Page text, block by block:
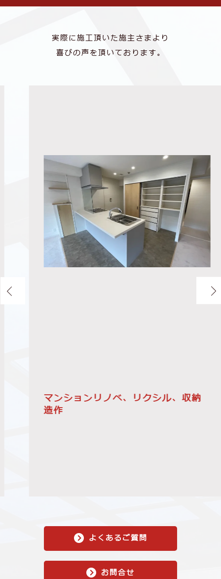
実際に施工頂いた施主さまより
喜びの声を頂いております。
マンションリノベ、リクシル、収納
造作
よくあるご質問
お問合せ